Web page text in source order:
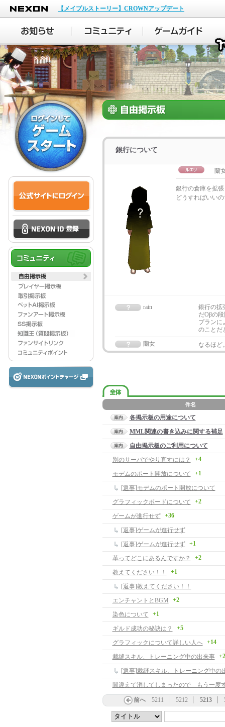
NEXON
【メイプルストーリー】CROWNアップデート
銀行について
蘭
銀行の倉庫を拡
どうすればいい
rain
銀行の拡
だOβの
プランに
のことだ
蘭女
なるほど
各掲示板の用途について
MML関連の書き込みに関する補足
自由掲示板のご利用について
別のサーバでやり直すには？
+4
モデムのポート開放について +1
[返事]モデムのポート開放について
グラフィックボードについて
+2
ゲームが進行せず +36
[返事]ゲームが進行せず
[返事]ゲームが進行せず
+1
革ってどこにあるんですか？ +2
教えてください！！ +1
[返事]教えてください！！
エンチャントとBGM
+2
染色について +1
ギルド成功の秘訣は？ +5
グラフィックについて詳しい人へ +14
裁縫スキル、トレーニング中の出来事 +2
[返事]裁縫スキル、トレーニング中の
間違えて消してしまったので もう一度
前へ 5211 5212 5213